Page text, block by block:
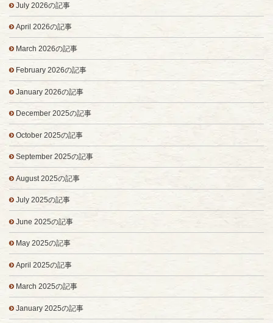
July 2026の記事
April 2026の記事
March 2026の記事
February 2026の記事
January 2026の記事
December 2025の記事
October 2025の記事
September 2025の記事
August 2025の記事
July 2025の記事
June 2025の記事
May 2025の記事
April 2025の記事
March 2025の記事
January 2025の記事